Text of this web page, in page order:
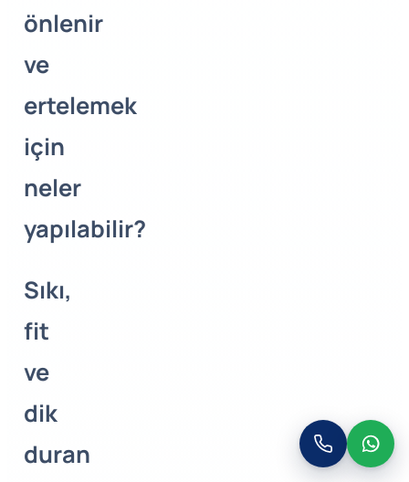
önlenir
ve
ertelemek
için
neler
yapılabilir?
Sıkı,
fit
ve
dik
duran